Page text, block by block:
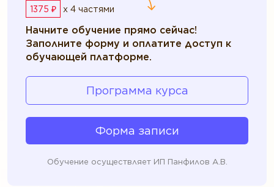
1375 ₽ x 4 частями
Начните обучение прямо сейчас!
Заполните форму и оплатите доступ к
обучающей платформе.
Программа курса
Форма записи
Обучение осуществляет ИП Панфилов А.В.